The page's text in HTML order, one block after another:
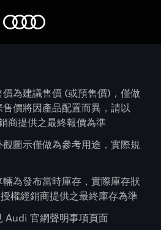
為建議售價 (或預售價)，僅做
價將因產品配置而異，請以
商提供之最終報價為準
圖示僅做為參考用途，實際規
為發布當時庫存，實際庫存狀
權經銷商提供之最終庫存為準
Audi 官網聲明事項頁面